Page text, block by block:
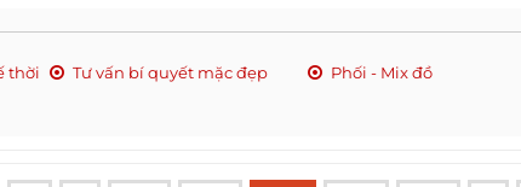
thời
Tư vấn bí quyết mặc đẹp Phối - Mix đồ